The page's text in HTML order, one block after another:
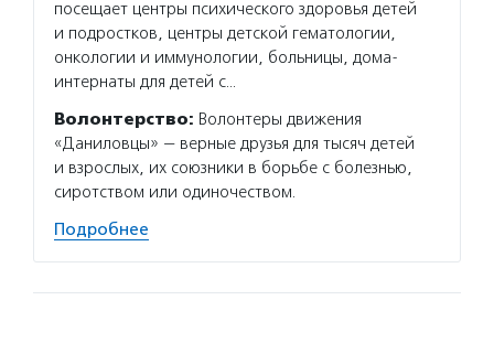
посещает центры психического здоровья детей
и подростков, центры детской гематологии,
онкологии и иммунологии, больницы, дома-
интернаты для детей с…
Волонтерство: Волонтеры движения
«Даниловцы» — верные друзья для тысяч детей
и взрослых, их союзники в борьбе с болезнью,
сиротством или одиночеством.
Подробнее